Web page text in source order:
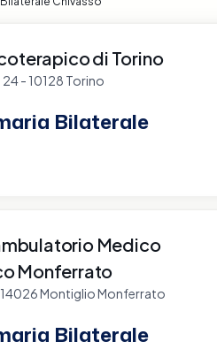
di Torino
- 10128 Torino
Bilaterale
Medico
Monferrato
14026 Montiglio Monferrato
Bilaterale